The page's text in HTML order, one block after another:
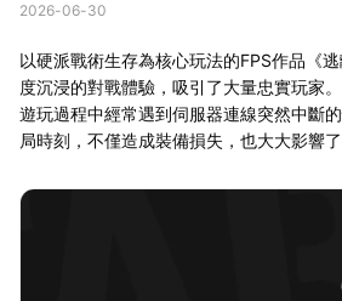
2026-06-30
以硬派戰術生存為核心玩法的FPS作品《
度沉浸的對戰體驗，吸引了大量忠實玩家
遊玩過程中經常遇到伺服器連線突然中斷
局時刻，不僅造成裝備損失，也大大影響了